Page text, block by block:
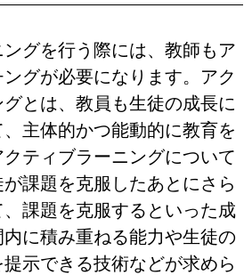
グを行う際には、教師もア
グが必要になります。アク
とは、教員も生徒の成長に
主体的かつ能動的に教育を
ティブラーニングについて
課題を克服したあとにさら
課題を克服するといった成
に積み重ねる能力や生徒の
示できる技術などが求めら